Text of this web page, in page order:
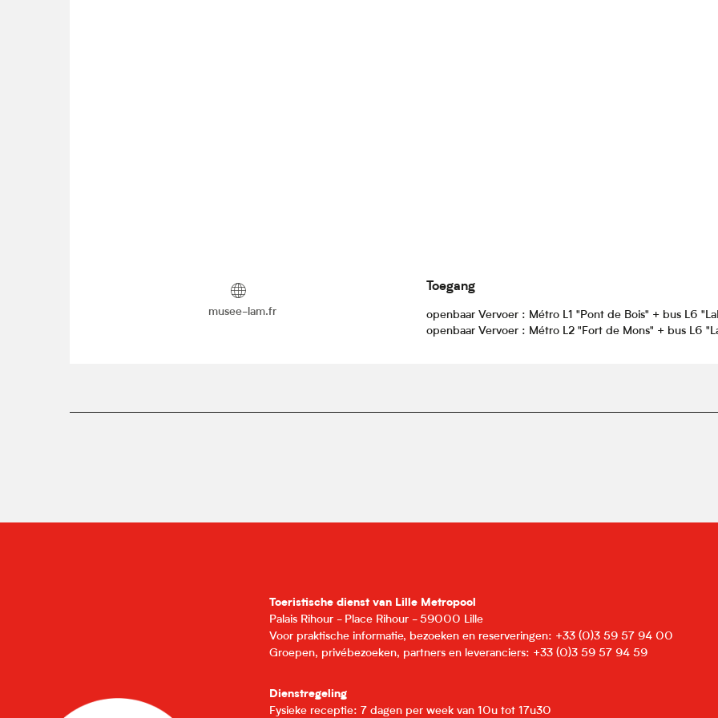
musee-lam.fr
Toegang
Toegang
openbaar Vervoer : Métro L1 "Pont de Bois" + bus L6
openbaar Vervoer : Métro L2 "Fort de Mons" + bus L6
Toeristische dienst van Lille Metropool
Palais Rihour - Place Rihour - 59000 Lille
Voor praktische informatie, bezoeken en reserveringen: +33 (0)3 59 57 94 00
Groepen, privébezoeken, partners en leveranciers: +33 (0)3 59 57 94 59
Dienstregeling
Fysieke receptie: 7 dagen per week van 10u tot 17u30